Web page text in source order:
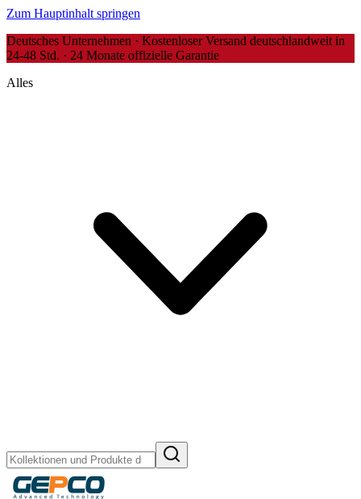
Zum Hauptinhalt springen
Deutsches Unternehmen · Kostenloser Versand deutschlandweit in
24-48 Std. · 24 Monate offizielle Garantie
Alles